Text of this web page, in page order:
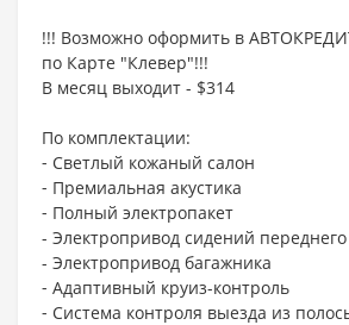
!!! Возможно оформить в
по Карте "Клевер"!!!
В месяц выходит - $314
По комплектации:
⁃ Светлый кожаный салон
⁃ Премиальная акустика
⁃ Полный электропакет
- Электропривод сидений
- Электропривод багажника
⁃ Адаптивный круиз-контроль
⁃ Система контроля выезда из